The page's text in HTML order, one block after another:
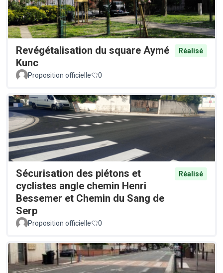
Revégétalisation du square Aymé
Kunc
Réalisé
Proposition officielle 0
Sécurisation des piétons et
cyclistes angle chemin Henri
Bessemer et Chemin du Sang de
Serp
Réalisé
Proposition officielle 0